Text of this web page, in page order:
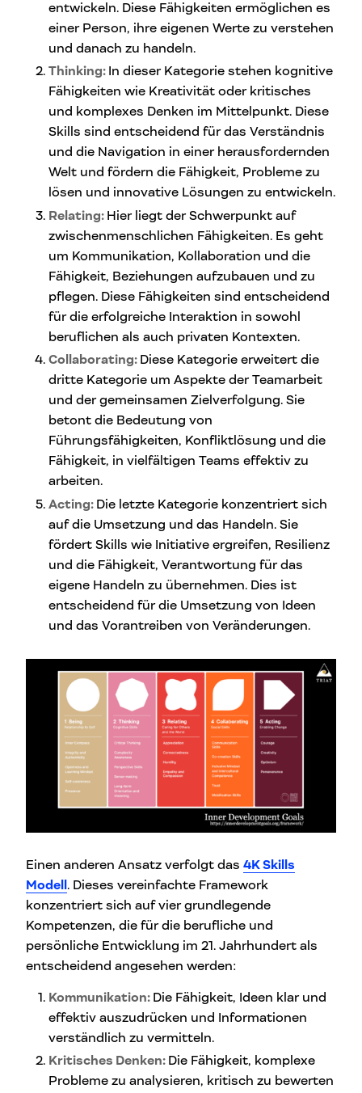
entwickeln. Diese Fähigkeiten ermöglichen es
einer Person, ihre eigenen Werte zu verstehen
und danach zu handeln.
Thinking: In dieser Kategorie stehen kognitive
Fähigkeiten wie Kreativität oder kritisches
und komplexes Denken im Mittelpunkt. Diese
Skills sind entscheidend für das Verständnis
und die Navigation in einer herausfordernden
Welt und fördern die Fähigkeit, Probleme zu
lösen und innovative Lösungen zu entwickeln.
Relating: Hier liegt der Schwerpunkt auf
zwischenmenschlichen Fähigkeiten. Es geht
um Kommunikation, Kollaboration und die
Fähigkeit, Beziehungen aufzubauen und zu
pflegen. Diese Fähigkeiten sind entscheidend
für die erfolgreiche Interaktion in sowohl
beruflichen als auch privaten Kontexten.
Collaborating: Diese Kategorie erweitert die
dritte Kategorie um Aspekte der Teamarbeit
und der gemeinsamen Zielverfolgung. Sie
betont die Bedeutung von
Führungsfähigkeiten, Konfliktlösung und die
Fähigkeit, in vielfältigen Teams effektiv zu
arbeiten.
Acting: Die letzte Kategorie konzentriert sich
auf die Umsetzung und das Handeln. Sie
fördert Skills wie Initiative ergreifen, Resilienz
und die Fähigkeit, Verantwortung für das
eigene Handeln zu übernehmen. Dies ist
entscheidend für die Umsetzung von Ideen
und das Vorantreiben von Veränderungen.
Einen anderen Ansatz verfolgt das 4K Skills
Modell . Dieses vereinfachte Framework
konzentriert sich auf vier grundlegende
Kompetenzen, die für die berufliche und
persönliche Entwicklung im 21. Jahrhundert als
entscheidend angesehen werden:
Kommunikation: Die Fähigkeit, Ideen klar und
effektiv auszudrücken und Informationen
verständlich zu vermitteln.
Kritisches Denken: Die Fähigkeit, komplexe
Probleme zu analysieren, kritisch zu bewerten